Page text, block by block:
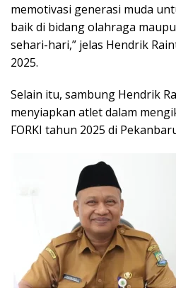
memotivasi generasi muda
baik di bidang olahraga
sehari-hari,” jelas Hendrik
2025.
Selain itu, sambung Hendrik
menyiapkan atlet dalam
FORKI tahun 2025 di